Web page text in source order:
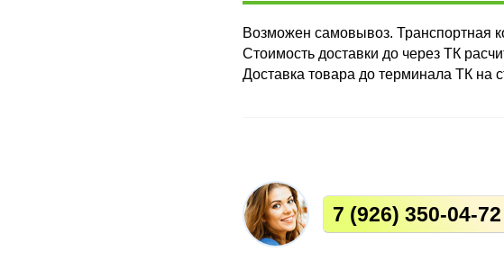
Возможен самовывоз. Транспортная
Стоимость доставки до через ТК
Доставка товара до терминала ТК на
7 (926) 350-04-72